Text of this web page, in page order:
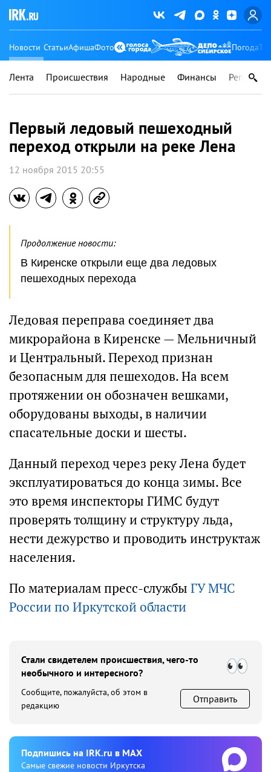
Новости СтатьиАфишаФото Погода
Лента Происшествия Народные Финансы Регионы
Первый ледовый пешеходный
переход открыли на реке Лена
12 ноября 2015 20:55
Продолжение новости:
В Киренске открыли еще два ледовых
пешеходных перехода
Ледовая переправа соединяет два
микрорайона в Киренске — Мельничный
и Центральный. Переход признан
безопасным для пешеходов. На всем
протяжении он обозначен вешками,
оборудованы выходы, в наличии
спасательные доски и шесты.
Данный переход через реку Лена будет
эксплуатироваться до конца зимы. Все
это время инспекторы ГИМС будут
проверять толщину и структуру льда,
нести дежурство и проводить инструктаж
населения.
По материалам пресс-службы ГУ МЧС
России по Иркутской области
Стали свидетелем происшествия, чего-то
необычного и интересного?
Сообщите, пожалуйста, об этом в
редакцию
Отправить
Подпишиcь на IRK.ru в MAX
Cамые свежие новости Иркутска